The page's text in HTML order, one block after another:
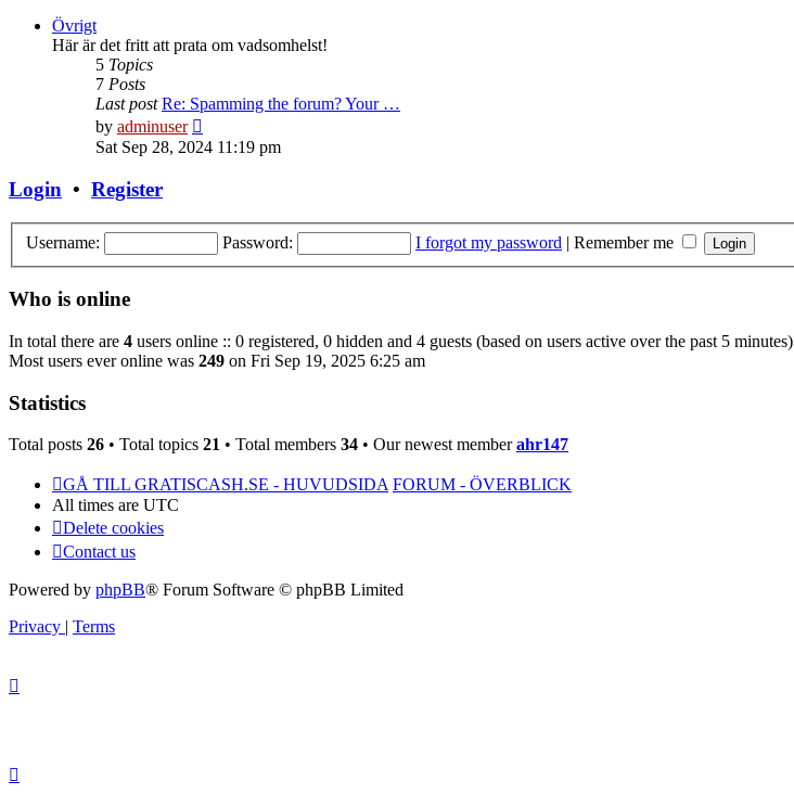
Övrigt
Här är det fritt att prata om vadsomhelst!
5 Topics
7 Posts
Last post Re: Spamming the forum? Your …
by adminuser
the
Sat Sep 28, 2024 11:19 pm
Login • Register
Username: Password: I forgot my password | Remember me
Who is online
In total there are 4 users online :: 0 registered, 0 hidden and 4 guests (based on users active over the past 5 minutes)
Most users ever online was 249 on Fri Sep 19, 2025 6:25 am
Statistics
Total posts 26 • Total topics 21 • Total members 34 • Our newest memberahr147
GÅ TILL GRATISCASH.SE - HUVUDSIDA FORUM - ÖVERBLICK
All times are UTC
Delete cookies
Contact us
Powered by phpBB® Forum Software © phpBB Limited
Privacy | Terms